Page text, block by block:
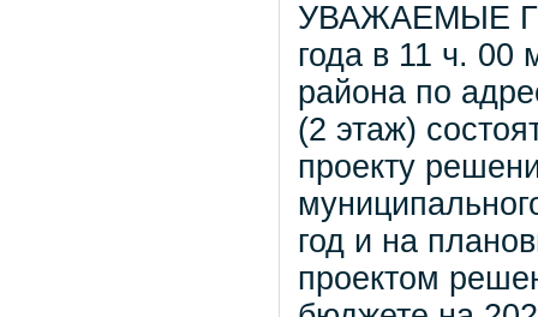
УВАЖАЕМЫЕ
года в 11 ч. 00
района по
(2 этаж)
проекту
год и на
проектом